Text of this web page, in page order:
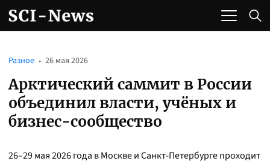
Арктический саммит в России
объединил власти, учёных и
бизнес-сообщество
Разное 26 мая 2026
26–29 мая 2026 года в Москве и Санкт-Петербурге проходит